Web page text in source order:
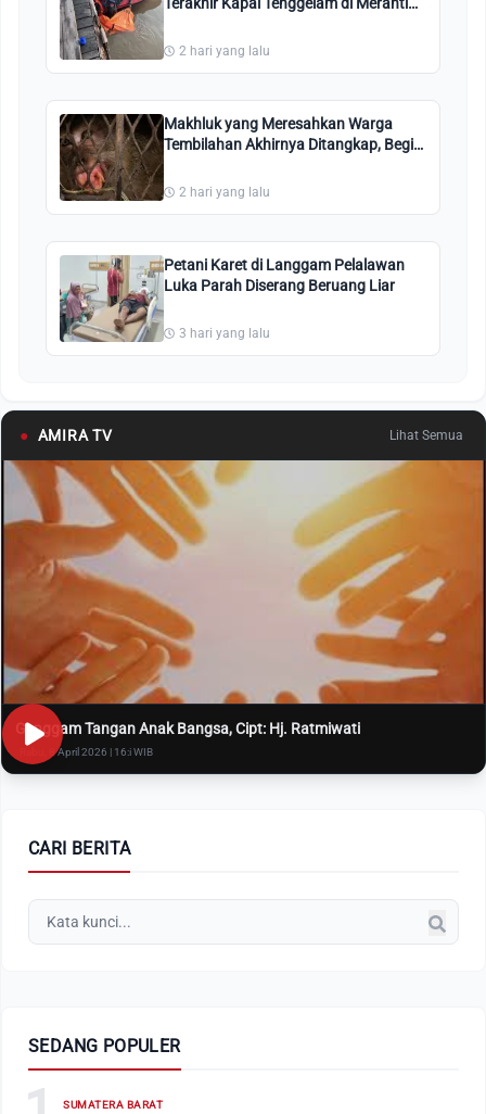
2 hari yang lalu
Makhluk yang Meresahkan Warga
Tembilahan Akhirnya Ditangkap, Begini
2 hari yang lalu
Petani Karet di Langgam Pelalawan
Luka Parah Diserang Beruang Liar
3 hari yang lalu
● AMIRA TV Lihat Semua
Genggam Tangan Anak Bangsa, Cipt: Hj. Ratmiwati
Rabu, 8 April 2026 | 16:i WIB
CARI BERITA
SEDANG POPULER
SUMATERA BARAT